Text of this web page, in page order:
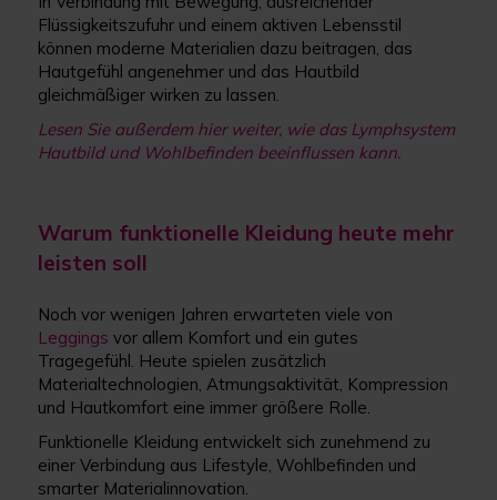
Flüssigkeitszufuhr und einem aktiven Lebensstil
können moderne Materialien dazu beitragen, das
Hautgefühl angenehmer und das Hautbild
gleichmäßiger wirken zu lassen.
Lesen Sie außerdem hier weiter, wie das Lymphsystem
Hautbild und Wohlbefinden beeinflussen kann.
Warum funktionelle Kleidung heute mehr
leisten soll
Noch vor wenigen Jahren erwarteten viele von
Leggings vor allem Komfort und ein gutes
Tragegefühl. Heute spielen zusätzlich
Materialtechnologien, Atmungsaktivität, Kompression
und Hautkomfort eine immer größere Rolle.
Funktionelle Kleidung entwickelt sich zunehmend zu
einer Verbindung aus Lifestyle, Wohlbefinden und
smarter Materialinnovation.